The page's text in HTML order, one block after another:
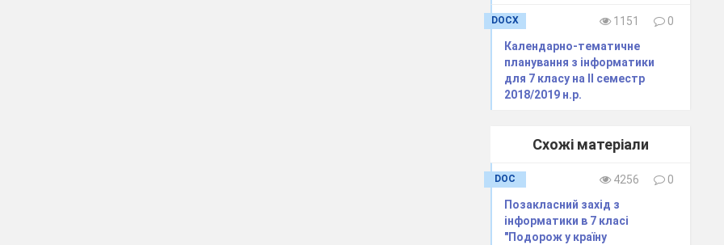
DOCX 1151
0
Календарно-тематичне
планування з інформатики
для 7 класу на ІІ семестр
2018/2019 н.р.
Схожі матеріали
DOC 4256
0
Позакласний захід з
інформатики в 7 класі
"Подорож у країну